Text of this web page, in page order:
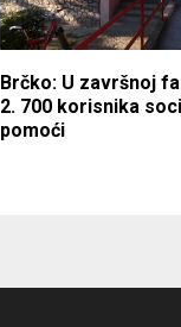
Brčko: U završnoj
2. 700 korisnika
pomoći